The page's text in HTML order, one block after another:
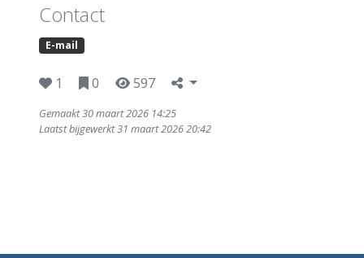
Contact
E-mail
1 0 597
Gemaakt 30 maart 2026 14:25
Laatst bijgewerkt 31 maart 2026 20:42